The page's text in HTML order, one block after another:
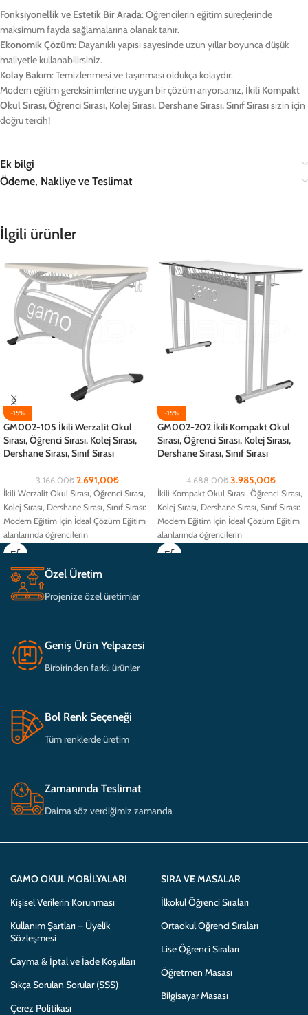
Fonksiyonellik ve Estetik Bir Arada: Öğrencilerin eğitim süreçlerinde
maksimum fayda sağlamalarına olanak tanır.
Ekonomik Çözüm: Dayanıklı yapısı sayesinde uzun yıllar boyunca düşük
maliyetle kullanabilirsiniz.
Kolay Bakım: Temizlenmesi ve taşınması oldukça kolaydır.
Modern eğitim gereksinimlerine uygun bir çözüm arıyorsanız, İkili Kompakt
Okul Sırası, Öğrenci Sırası, Kolej Sırası, Dershane Sırası, Sınıf Sırasısizin için
doğru tercih!
Ek bilgi
Ödeme, Nakliye ve Teslimat
İlgili ürünler
-15%
GM002-105 İkili Werzalit Okul
Sırası, Öğrenci Sırası, Kolej Sırası,
Dershane Sırası, Sınıf Sırası
3.166,00₺ 2.691,00₺
İkili Werzalit Okul Sırası, Öğrenci Sırası,
Kolej Sırası, Dershane Sırası, Sınıf Sırası:
Modern Eğitim İçin İdeal Çözüm Eğitim
alanlarında öğrencilerin
-15%
GM002-202 İkili Kompakt Okul
Sırası, Öğrenci Sırası, Kolej Sırası,
Dershane Sırası, Sınıf Sırası
4.688,00₺ 3.985,00₺
İkili Kompakt Okul Sırası, Öğrenci Sırası,
Kolej Sırası, Dershane Sırası, Sınıf Sırası:
Modern Eğitim İçin İdeal Çözüm Eğitim
alanlarında öğrencilerin
Özel Üretim
Projenize özel üretimler
Geniş Ürün Yelpazesi
Birbirinden farklı ürünler
Bol Renk Seçeneği
Tüm renklerde üretim
Zamanında Teslimat
Daima söz verdiğimiz zamanda
GAMO OKUL MOBILYALARI
Kişisel Verilerin Korunması
Kullanım Şartları – Üyelik
Sözleşmesi
Cayma & İptal ve İade Koşulları
Sıkça Sorulan Sorular (SSS)
Çerez Politikası
SIRA VE MASALAR
İlkokul Öğrenci Sıraları
Ortaokul Öğrenci Sıraları
Lise Öğrenci Sıraları
Öğretmen Masası
Bilgisayar Masası